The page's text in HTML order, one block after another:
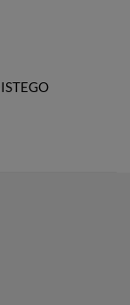
Danych
oraz
danych
Twojej
swoich
cookies.